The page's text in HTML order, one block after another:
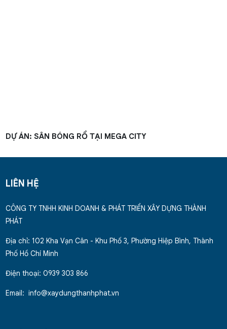
DỰ ÁN: SÂN BÓNG RỔ TẠI MEGA CITY
LIÊN HỆ
CÔNG TY TNHH KINH DOANH & PHÁT TRIỂN XÂY DỰNG THÀNH
PHÁT
Địa chỉ: 102 Kha Vạn Cân - Khu Phố 3, Phường Hiệp Bình, Thành
Phố Hồ Chí Minh
Điện thoại: 0939 303 866
Email: info@xaydungthanhphat.vn